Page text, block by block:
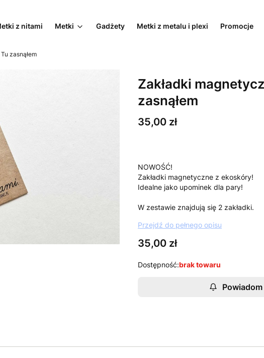
z nitami Metki Gadżety Metki z metalu i plexi Promocje
zasnąłem
Zakładki
zasnąłem
Cena
35,00 zł
NOWOŚĆ!
Zakładki magnetyczne z ekoskóry!
Idealne jako upominek dla pary!
W zestawie znajdują się 2 zakładki.
Przejdź do pełnego opisu
Cena
35,00 zł
Dostępność:brak towaru